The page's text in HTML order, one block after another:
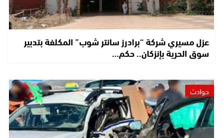
عزل مسيري شركة “برادرز سانتر شوب” المكلفة بتدبير
سوق الحرية بإنزكان.. حكم…
حوادث